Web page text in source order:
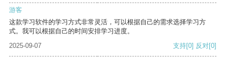
游客
这款学习软件的学习方式非常灵活，可以根据自己的需求选择学习方
式。我可以根据自己的时间安排学习进度。
2025-09-07
支持[0] 反对[0]